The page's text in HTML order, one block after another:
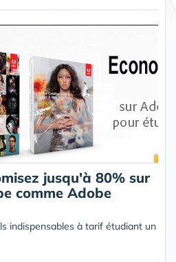
jusqu'à 80% sur
comme Adobe
indispensables à tarif étudiant un